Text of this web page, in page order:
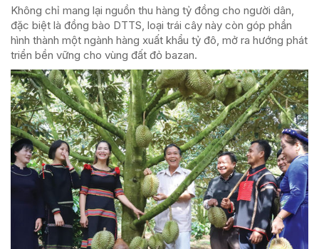
Không chỉ mang lại nguồn thu hàng tỷ đồng cho người dân,
đặc biệt là đồng bào DTTS, loại trái cây này còn góp phần
hình thành một ngành hàng xuất khẩu tỷ đô, mở ra hướng phát
triển bền vững cho vùng đất đỏ bazan.